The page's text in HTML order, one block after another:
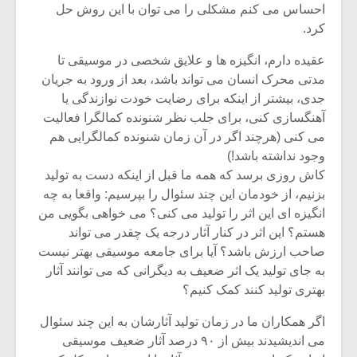
احساس می کنم مشکلی را می توان با این روش حل
کرد.
عقیده دارم، انگیزه ها و علایق شخصی در موسیقی تا
مدتی محرک انسان می تواند باشد، بعد از ورود به جریان
جدی، بیشتر از اینکه برای رضایت خودت نوازندگی یا
آهنگسازی کنی، برای جلب نظر شنونده کمالگرا فعالیت
می کنی (هرچند اگر در آن زمان شنونده کمالگرایی هم
وجود نداشته باشد!)
کاش روزی برسد که همه ما قبل از اینکه دست به تولید
بزنیم، از خودمان این چند سئوال را بپرسیم: واقعا به چه
انگیزه ای این اثر را تولید می کنی؟ می خواهی بگویی من
هستم؟ این اثر در کنار آثار درجه یک چقدر می تواند
صاحب ارزش باشد؟ آیا برای جامعه موسیقی بهتر نیست
به جای تولید یک اثر ضعیف به دیگرانی که می توانند آثار
بهتری تولید کنند کمک کنیم؟
اگر همکاران ما در زمان تولید آثارشان به این چند سئوال
می اندیشیدند بیش از ۹۰ درصد آثار ضعیف موسیقی